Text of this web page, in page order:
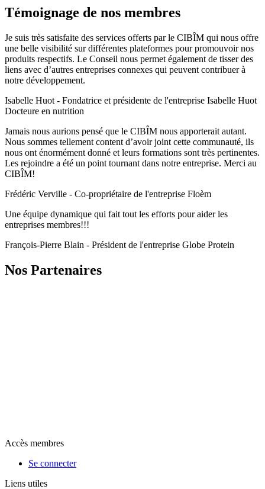
Témoignage de nos membres
Je suis très satisfaite des services offerts par le CIBÎM qui nous offre
une belle visibilité sur différentes plateformes pour promouvoir nos
produits respectifs. Le Conseil nous permet également de tisser des
liens avec d’autres entreprises connexes qui peuvent contribuer à
notre développement.​
Isabelle Huot - Fondatrice et présidente de l'entreprise Isabelle Huot
Docteure en nutrition
Jamais nous aurions pensé que le CIBÎM nous apporterait autant.
Nous sommes tellement content d’avoir joint cette communauté, ils
nous ont énormément donné et leurs formations sont très pertinentes.
Les rejoindre a été un point tournant dans notre entreprise. Merci au
CIBÎM!
Frédéric Verville - Co-propriétaire de l'entreprise Floèm
Une équipe dynamique qui fait tout les efforts pour aider les
entreprises membres!!!
François-Pierre Blain - Président de l'entreprise Globe Protein
Nos Partenaires
Accès membres
Se connecter
Liens utiles